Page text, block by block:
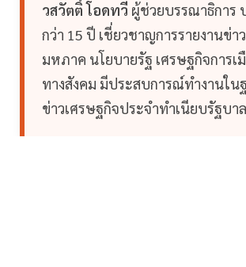
วสวัตติ์ โอดทวี ผู้ช่วยบรรณาธิการ
กว่า 15 ปี เชี่ยวชาญการรายงานข่า
มหภาค นโยบายรัฐ เศรษฐกิจการเ
ทางสังคม มีประสบการณ์ทำงานใน
ข่าวเศรษฐกิจประจำทำเนียบรัฐบา